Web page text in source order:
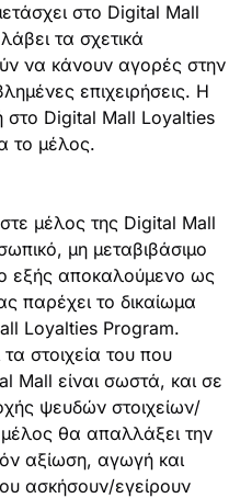
στο Digital Mall
τα σχετικά
να κάνουν αγορές στην
επιχειρήσεις. Η
στο Digital Mall Loyalties
το μέλος.
μέλος της Digital Mall
μη μεταβιβάσιμο
εξής αποκαλούμενο ως
παρέχει το δικαίωμα
Loyalties Program.
στοιχεία του που
Mall είναι σωστά, και σε
ψευδών στοιχείων/
θα απαλλάξει την
αξίωση, αγωγή και
ασκήσουν/εγείρουν